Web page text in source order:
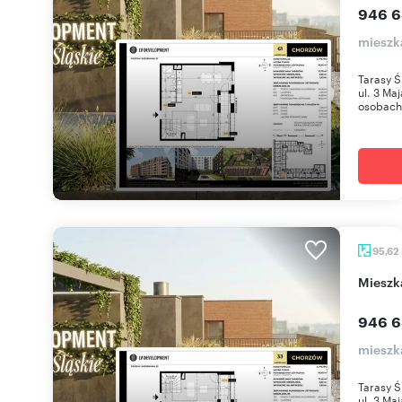
946
Tarasy
ul. 3
95,62
946
Tarasy